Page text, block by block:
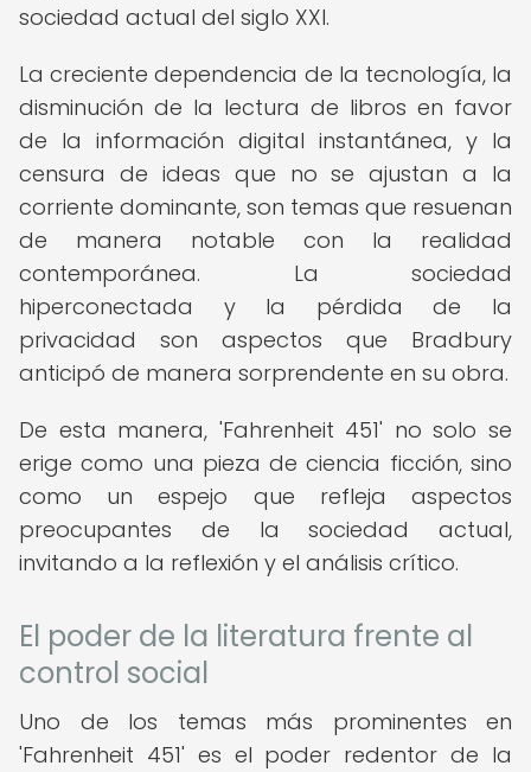
sociedad actual del siglo XXI.
La creciente dependencia de la tecnología, la
disminución de la lectura de libros en favor
de la información digital instantánea, y la
censura de ideas que no se ajustan a la
corriente dominante, son temas que resuenan
de manera notable con la realidad
contemporánea. La sociedad
hiperconectada y la pérdida de la
privacidad son aspectos que Bradbury
anticipó de manera sorprendente en su obra.
De esta manera, 'Fahrenheit 451' no solo se
erige como una pieza de ciencia ficción, sino
como un espejo que refleja aspectos
preocupantes de la sociedad actual,
invitando a la reflexión y el análisis crítico.
El poder de la literatura frente al
control social
Uno de los temas más prominentes en
'Fahrenheit 451' es el poder redentor de la